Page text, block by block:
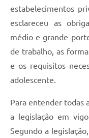
estabelecimentos
esclareceu as
médio e grande
de trabalho, as
e os requisitos
adolescente.
Para entender todas
a legislação em
Segundo a